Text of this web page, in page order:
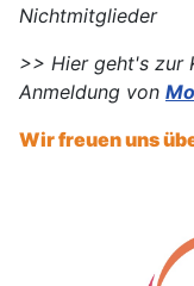
Nichtmitglieder
>> Hier geht's zur
Anmeldung von
Wir freuen uns